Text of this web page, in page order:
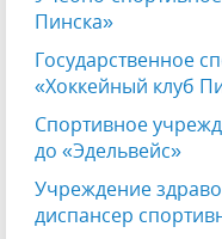
Пинска»
Государственное
«Хоккейный клуб
Спортивное
до «Эдельвейс»
Учреждение
диспансер